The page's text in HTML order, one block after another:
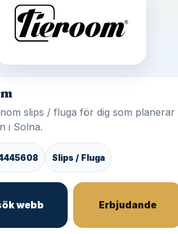
slips / fluga för dig som planerar
i Solna.
Slips / Fluga
webb Erbjudande